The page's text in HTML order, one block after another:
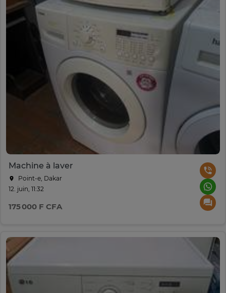
Machine à laver
Point-e, Dakar
12. juin, 11:32
175 000 F CFA